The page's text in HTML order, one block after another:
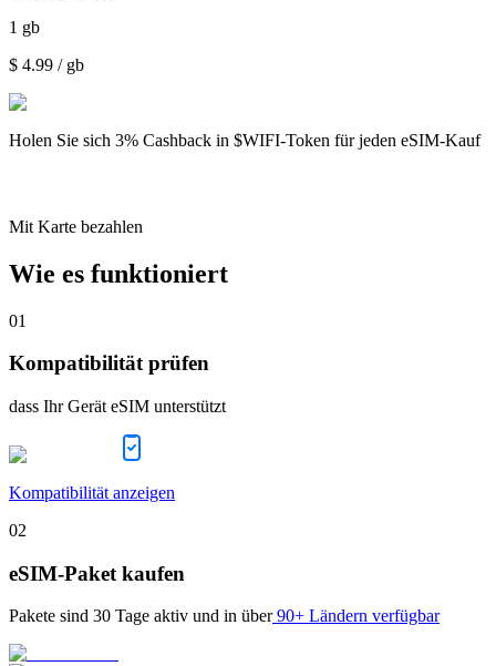
1 gb
$ 4.99 / gb
Holen Sie sich 3% Cashback in $WIFI-Token für jeden eSIM-Kauf
Mit Karte bezahlen
Wie es funktioniert
01
Kompatibilität prüfen
dass Ihr Gerät eSIM unterstützt
Kompatibilität anzeigen
02
eSIM-Paket kaufen
Pakete sind 30 Tage aktiv und in über 90+ Ländern verfügbar